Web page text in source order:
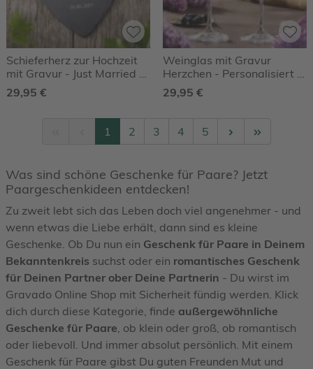
Schieferherz zur Hochzeit
mit Gravur - Just Married -
Personalisiert
29,95 €
Weinglas mit Gravur
Herzchen - Personalisiert -
2er Set
29,95 €
1 2 3 4 5
Was sind schöne Geschenke für Paare? Jetzt
Paargeschenkideen entdecken!
Zu zweit lebt sich das Leben doch viel angenehmer - und
wenn etwas die Liebe erhält, dann sind es kleine
Geschenke. Ob Du nun ein Geschenk für Paare in Deinem
Bekanntenkreis suchst oder ein romantisches Geschenk
für Deinen Partner ober Deine Partnerin - Du wirst im
Gravado Online Shop mit Sicherheit fündig werden. Klick
dich durch diese Kategorie, finde außergewöhnliche
Geschenke für Paare , ob klein oder groß, ob romantisch
oder liebevoll. Und immer absolut persönlich. Mit einem
Geschenk für Paare gibst Du guten Freunden Mut und